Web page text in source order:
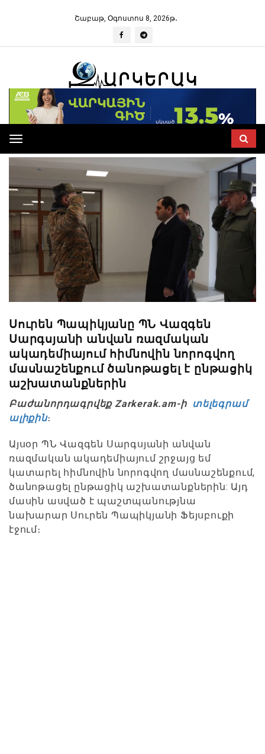
Շաբաթ, Օգոստոս 8, 2026թ․
Toggle
navigation
Սուրեն Պապիկյանը ՊՆ Վազգեն
Սարգսյանի անվան ռազմական
ակադեմիայում հիմնովին նորոգվող
մասնաշենքում ծանոթացել է ընթացիկ
աշխատանքներին
Բաժանորդագրվեք Zarkerak.am-ի տելեգրամ
ալիքին։
Այսօր ՊՆ Վազգեն Սարգսյանի անվան
ռազմական ակադեմիայում շրջայց եմ
կատարել հիմնովին նորոգվող մասնաշենքում,
ծանոթացել ընթացիկ աշխատանքներին: Այդ
մասին ասված է պաշտպանությնա
նախարար Սուրեն Պապիկյանի Ֆեյսբուքի
էջում։